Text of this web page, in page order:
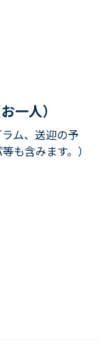
一人）
ム、送迎の予
も含みます。）